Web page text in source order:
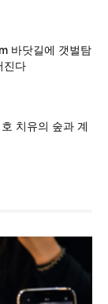
바닷길에 갯벌탐
진다
치유의 숲과 계